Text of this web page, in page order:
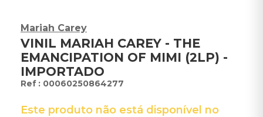
Mariah Carey
VINIL MARIAH CAREY - THE
EMANCIPATION OF MIMI (2LP) -
IMPORTADO
: 00060250864277
Este produto não está disponível no